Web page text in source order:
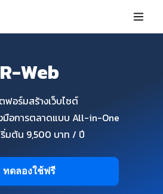
R-Web
อร์มสร้างเว็บไซต์
มือการตลาดแบบ All-in-One
ริ่มต้น 9,500 บาท / ปี
ทดลองใช้ฟรี